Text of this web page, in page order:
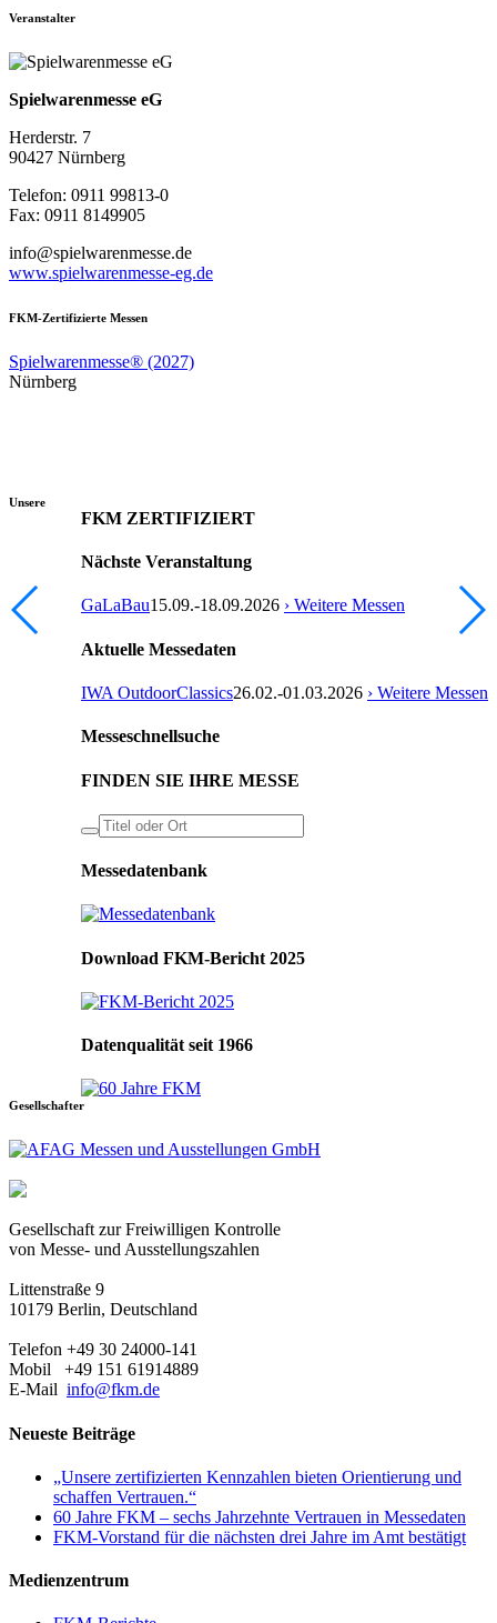
Veranstalter
Spielwarenmesse eG
Herderstr. 7
90427 Nürnberg
Telefon: 0911 99813-0
Fax: 0911 8149905
info@spielwarenmesse.de
www.spielwarenmesse-eg.de
FKM-Zertifizierte Messen
Spielwarenmesse® (2027)
Nürnberg
FKM ZERTIFIZIERT
Nächste Veranstaltung
GaLaBau15.09.-18.09.2026 › Weitere Messen
Aktuelle Messedaten
IWA OutdoorClassics26.02.-01.03.2026 › Weitere Messen
Messeschnellsuche
FINDEN SIE IHRE MESSE
Messedatenbank
Download FKM-Bericht 2025
Datenqualität seit 1966
Unsere
Gesellschafter
Gesellschaft zur Freiwilligen Kontrolle
von Messe- und Ausstellungszahlen
Littenstraße 9
10179 Berlin, Deutschland
Telefon +49 30 24000-141
Mobil +49 151 61914889
E-Mail info@fkm.de
Neueste Beiträge
„Unsere zertifizierten Kennzahlen bieten Orientierung und
schaffen Vertrauen.“
60 Jahre FKM – sechs Jahrzehnte Vertrauen in Messedaten
FKM-Vorstand für die nächsten drei Jahre im Amt bestätigt
Medienzentrum